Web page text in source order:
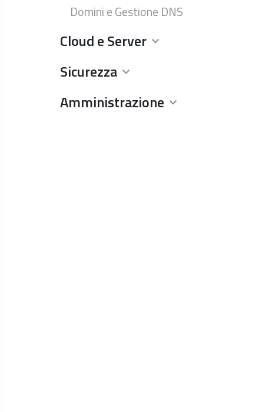
Domini e Gestione DNS
Cloud e Server
Sicurezza
Amministrazione